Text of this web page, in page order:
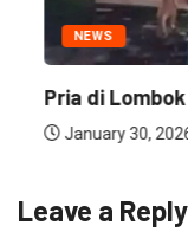
NEWS
Pria di Lombok
January 30, 2026
Leave a Reply